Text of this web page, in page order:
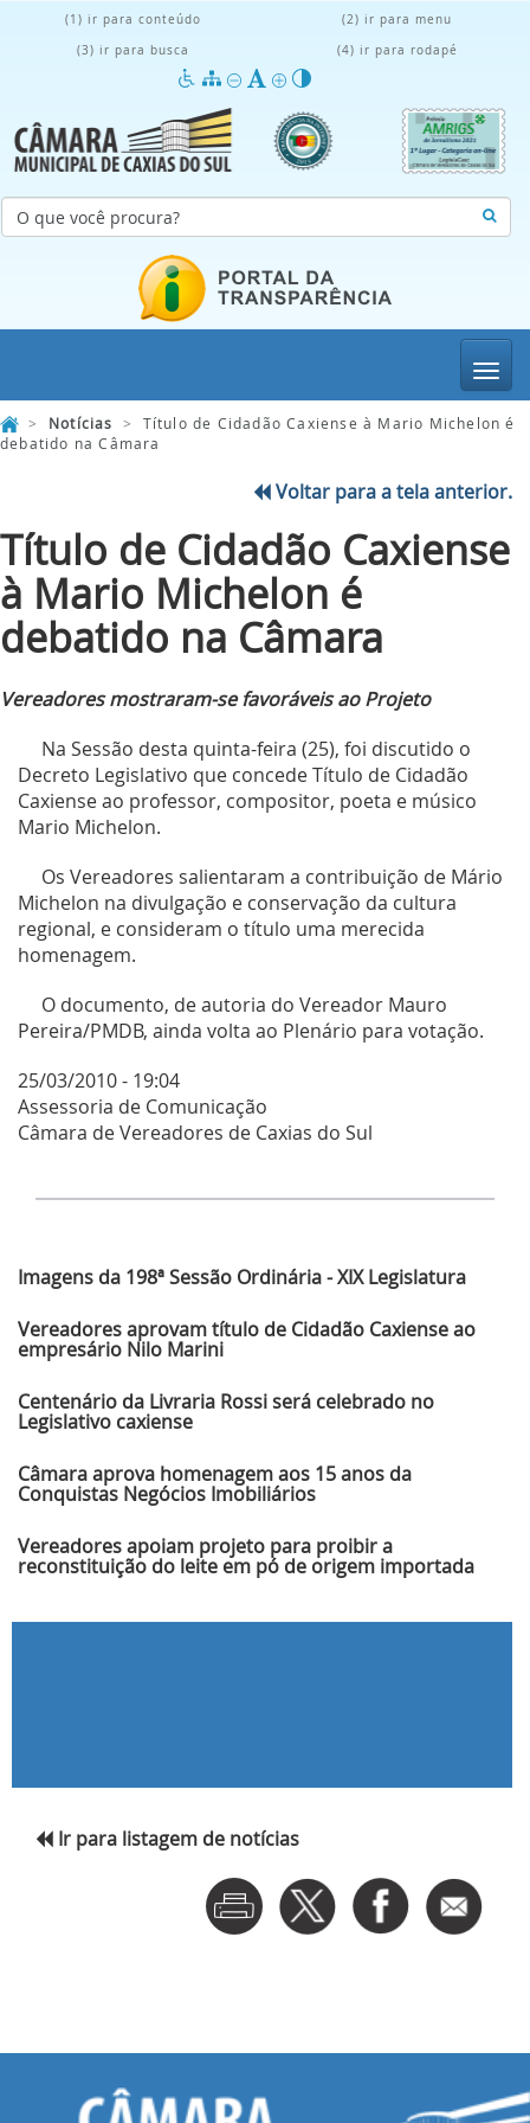
(1) ir para conteúdo
(2) ir para menu
(3) ir para busca
(4) ir para rodapé
> Notícias > Título de Cidadão Caxiense à Mario Michelon é
debatido na Câmara
Voltar para a tela anterior.
Título de Cidadão Caxiense
à Mario Michelon é
debatido na Câmara
Vereadores mostraram-se favoráveis ao Projeto
Na Sessão desta quinta-feira (25), foi discutido o
Decreto Legislativo que concede Título de Cidadão
Caxiense ao professor, compositor, poeta e músico
Mario Michelon.
Os Vereadores salientaram a contribuição de Mário
Michelon na divulgação e conservação da cultura
regional, e consideram o título uma merecida
homenagem.
O documento, de autoria do Vereador Mauro
Pereira/PMDB, ainda volta ao Plenário para votação.
25/03/2010 - 19:04
Assessoria de Comunicação
Câmara de Vereadores de Caxias do Sul
Imagens da 198ª Sessão Ordinária - XIX Legislatura
Vereadores aprovam título de Cidadão Caxiense ao
empresário Nilo Marini
Centenário da Livraria Rossi será celebrado no
Legislativo caxiense
Câmara aprova homenagem aos 15 anos da
Conquistas Negócios Imobiliários
Vereadores apoiam projeto para proibir a
reconstituição do leite em pó de origem importada
Ir para listagem de notícias